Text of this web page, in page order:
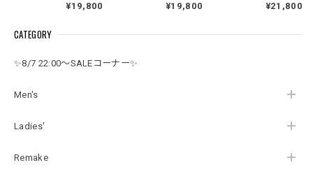
CATEGORY
✨8/7 22:00～SALEコーナー✨
Men's
Ladies'
Remake
テッチ 刺繍 デザイン
ープンカラー シャツ
ト 再構築 メンズL～
相当 レディースXL相
¥19,800
繍 デザイン オープン
襟 オフホワイト 再構
ディースXL相当
¥19,800
ーク デザイン エプロ
スカ オールインワン
¥21,800